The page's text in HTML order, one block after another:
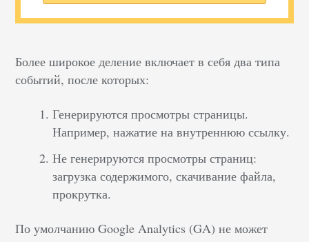
Более широкое деление включает в себя два типа
событий, после которых:
Генерируются просмотры страницы.
Например, нажатие на внутреннюю ссылку.
Не генерируются просмотры страниц:
загрузка содержимого, скачивание файла,
прокрутка.
По умолчанию Google Analytics (GA) не может